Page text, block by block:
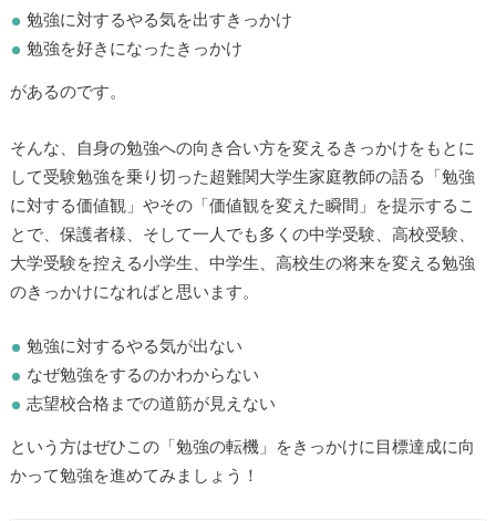
勉強に対するやる気を出すきっかけ
勉強を好きになったきっかけ
があるのです。
そんな、自身の勉強への向き合い方を変えるきっかけをもとに
して受験勉強を乗り切った超難関大学生家庭教師の語る「勉強
に対する価値観」やその「価値観を変えた瞬間」を提示するこ
とで、保護者様、そして一人でも多くの中学受験、高校受験、
大学受験を控える小学生、中学生、高校生の将来を変える勉強
のきっかけになればと思います。
勉強に対するやる気が出ない
なぜ勉強をするのかわからない
志望校合格までの道筋が見えない
という方はぜひこの「勉強の転機」をきっかけに目標達成に向
かって勉強を進めてみましょう！